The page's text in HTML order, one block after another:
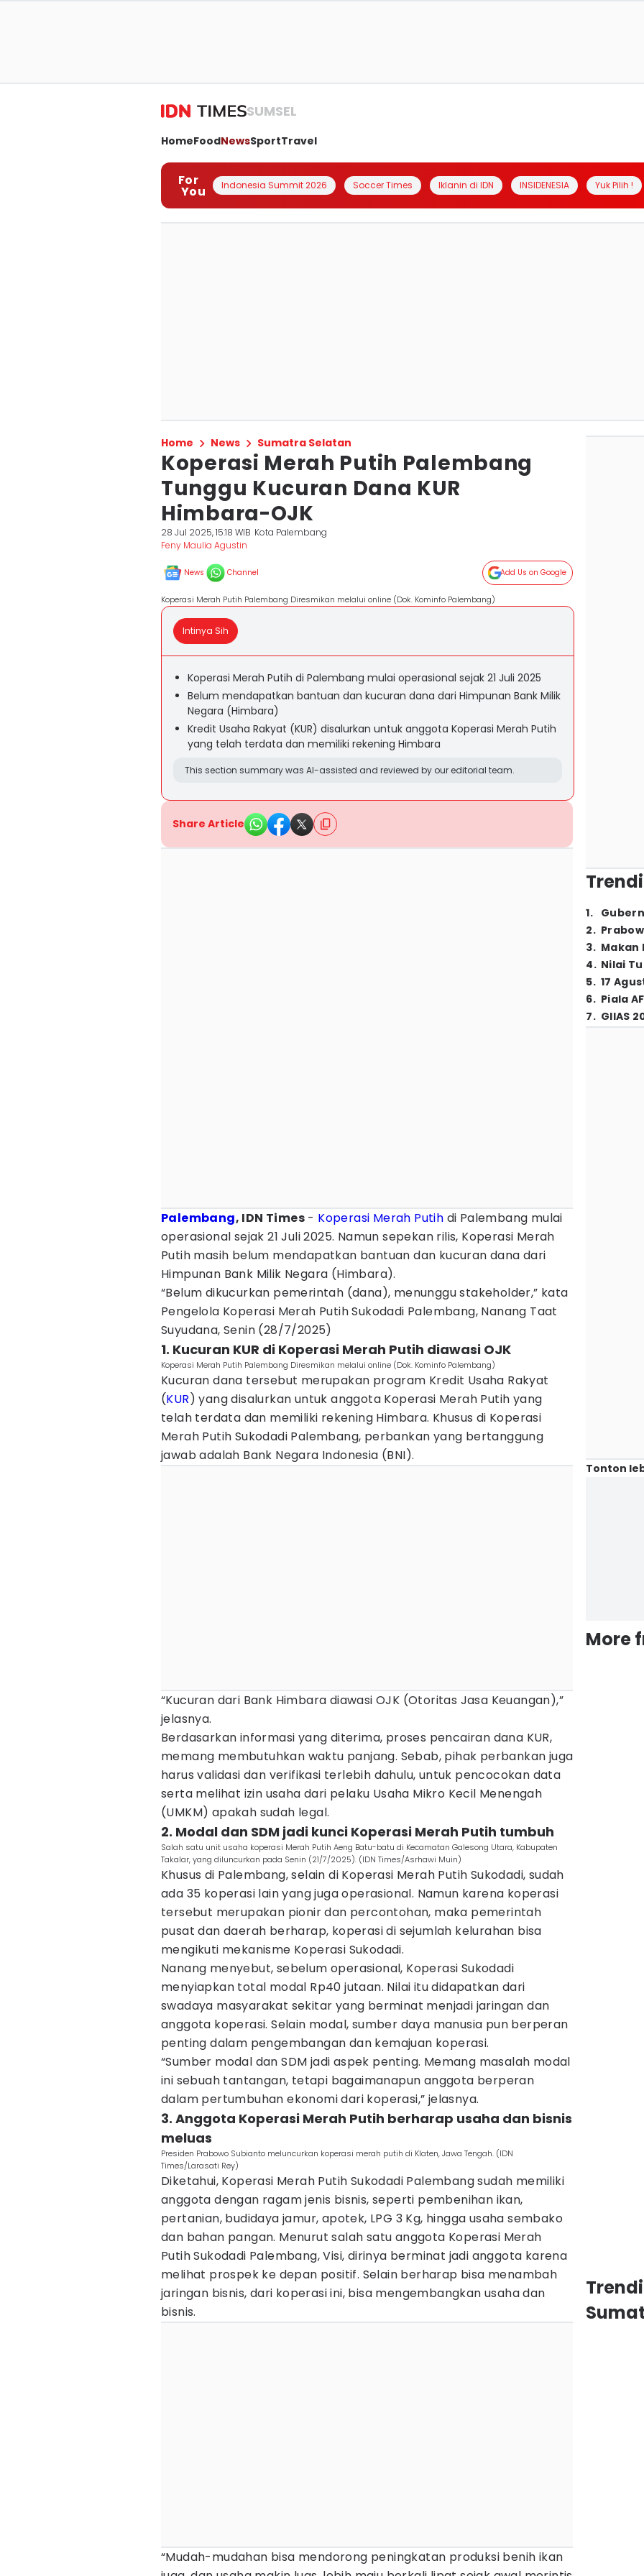
SUMSEL
HomeFoodNewsSportTravel
For
You Indonesia Summit 2026 Soccer Times Iklanin di IDN INSIDENESIA Yuk Pilih !
Home News Sumatra Selatan
Koperasi Merah Putih Palembang
Tunggu Kucuran Dana KUR
Himbara-OJK
28 Jul 2025, 15:18 WIB Kota Palembang
Feny Maulia Agustin
News Channel Add Us on Google
Koperasi Merah Putih Palembang Diresmikan melalui online (Dok. Kominfo Palembang)
Intinya Sih
Koperasi Merah Putih di Palembang mulai operasional sejak 21 Juli 2025
Belum mendapatkan bantuan dan kucuran dana dari Himpunan Bank Milik
Negara (Himbara)
Kredit Usaha Rakyat (KUR) disalurkan untuk anggota Koperasi Merah Putih
yang telah terdata dan memiliki rekening Himbara
This section summary was AI-assisted and reviewed by our editorial team.
Share Article
Palembang, IDN Times - Koperasi Merah Putih di Palembang mulai
operasional sejak 21 Juli 2025. Namun sepekan rilis, Koperasi Merah
Putih masih belum mendapatkan bantuan dan kucuran dana dari
Himpunan Bank Milik Negara (Himbara).
“Belum dikucurkan pemerintah (dana), menunggu stakeholder,” kata
Pengelola Koperasi Merah Putih Sukodadi Palembang, Nanang Taat
Suyudana, Senin (28/7/2025)
1. Kucuran KUR di Koperasi Merah Putih diawasi OJK
Koperasi Merah Putih Palembang Diresmikan melalui online (Dok. Kominfo Palembang)
Kucuran dana tersebut merupakan program Kredit Usaha Rakyat
(KUR) yang disalurkan untuk anggota Koperasi Merah Putih yang
telah terdata dan memiliki rekening Himbara. Khusus di Koperasi
Merah Putih Sukodadi Palembang, perbankan yang bertanggung
jawab adalah Bank Negara Indonesia (BNI).
“Kucuran dari Bank Himbara diawasi OJK (Otoritas Jasa Keuangan),”
jelasnya.
Berdasarkan informasi yang diterima, proses pencairan dana KUR,
memang membutuhkan waktu panjang. Sebab, pihak perbankan juga
harus validasi dan verifikasi terlebih dahulu, untuk pencocokan data
serta melihat izin usaha dari pelaku Usaha Mikro Kecil Menengah
(UMKM) apakah sudah legal.
2. Modal dan SDM jadi kunci Koperasi Merah Putih tumbuh
Salah satu unit usaha koperasi Merah Putih Aeng Batu-batu di Kecamatan Galesong Utara, Kabupaten
Takalar, yang diluncurkan pada Senin (21/7/2025). (IDN Times/Asrhawi Muin)
Khusus di Palembang, selain di Koperasi Merah Putih Sukodadi, sudah
ada 35 koperasi lain yang juga operasional. Namun karena koperasi
tersebut merupakan pionir dan percontohan, maka pemerintah
pusat dan daerah berharap, koperasi di sejumlah kelurahan bisa
mengikuti mekanisme Koperasi Sukodadi.
Nanang menyebut, sebelum operasional, Koperasi Sukodadi
menyiapkan total modal Rp40 jutaan. Nilai itu didapatkan dari
swadaya masyarakat sekitar yang berminat menjadi jaringan dan
anggota koperasi. Selain modal, sumber daya manusia pun berperan
penting dalam pengembangan dan kemajuan koperasi.
“Sumber modal dan SDM jadi aspek penting. Memang masalah modal
ini sebuah tantangan, tetapi bagaimanapun anggota berperan
dalam pertumbuhan ekonomi dari koperasi,” jelasnya.
3. Anggota Koperasi Merah Putih berharap usaha dan bisnis
meluas
Presiden Prabowo Subianto meluncurkan koperasi merah putih di Klaten, Jawa Tengah. (IDN
Times/Larasati Rey)
Diketahui, Koperasi Merah Putih Sukodadi Palembang sudah memiliki
anggota dengan ragam jenis bisnis, seperti pembenihan ikan,
pertanian, budidaya jamur, apotek, LPG 3 Kg, hingga usaha sembako
dan bahan pangan. Menurut salah satu anggota Koperasi Merah
Putih Sukodadi Palembang, Visi, dirinya berminat jadi anggota karena
melihat prospek ke depan positif. Selain berharap bisa menambah
jaringan bisnis, dari koperasi ini, bisa mengembangkan usaha dan
bisnis.
“Mudah-mudahan bisa mendorong peningkatan produksi benih ikan
1.
2.
3. Makan
4. Nilai
5. 17
6. Piala
7. GIIAS
Tonton
More